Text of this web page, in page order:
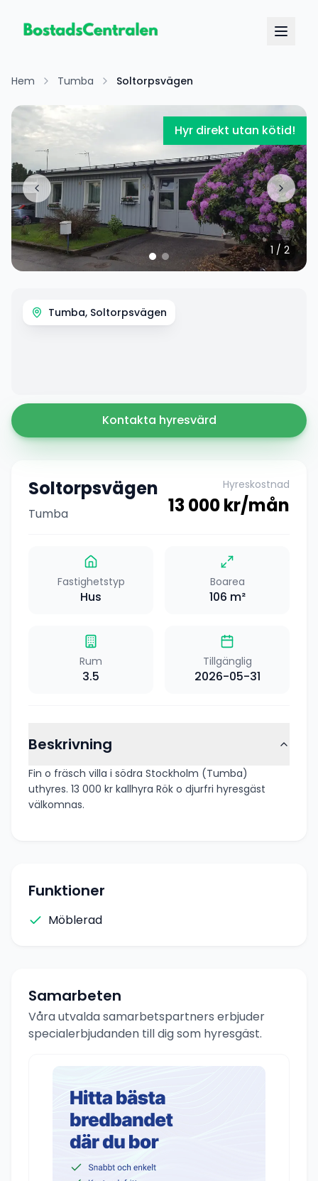
Hem Tumba Soltorpsvägen
Hyr direkt utan kötid!
1 / 2
Tumba, Soltorpsvägen
Kontakta hyresvärd
Soltorpsvägen
Tumba
Hyreskostnad
13 000kr/mån
Fastighetstyp
Hus
Boarea
106 m²
Rum
3.5
Tillgänglig
2026-05-31
Beskrivning
Fin o fräsch villa i södra Stockholm (Tumba)
uthyres. 13 000 kr kallhyra Rök o djurfri hyresgäst
välkomnas.
Funktioner
Möblerad
Samarbeten
Våra utvalda samarbetspartners erbjuder
specialerbjudanden till dig som hyresgäst.